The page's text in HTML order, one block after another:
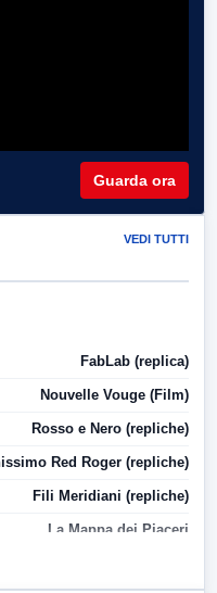
Guarda ora
VEDI TUTTI
FabLab (replica)
Nouvelle Vouge (Film)
Rosso e Nero (repliche)
Red Roger (repliche)
Fili Meridiani (repliche)
La Mappa dei Piaceri